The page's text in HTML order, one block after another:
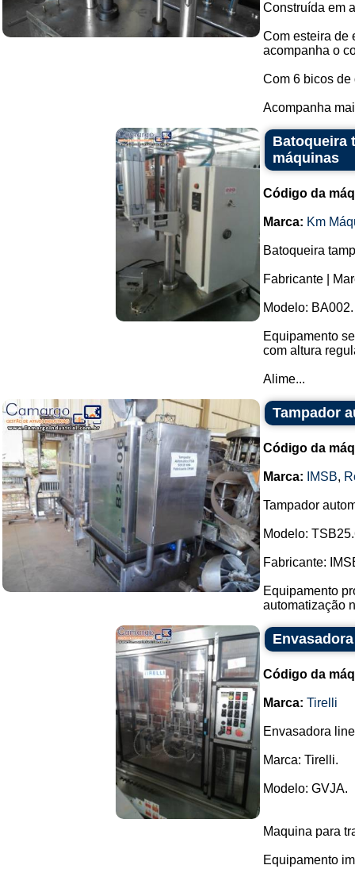
Construída em
Com esteira de
acompanha o
Com 6 bicos de
Acompanha
Batoqueira
máquinas
Código da
Marca: Km
Batoqueira
Fabricante |
Modelo: BA002.
Equipamento
com altura
Alime...
Tampador
Código da
Marca: IMSB,
Tampador
Modelo:
Fabricante:
Equipamento
automatização
Código da
Marca: Tirelli
Envasadora
Marca: Tirelli.
Modelo: GVJA.
Maquina para
Equipamento